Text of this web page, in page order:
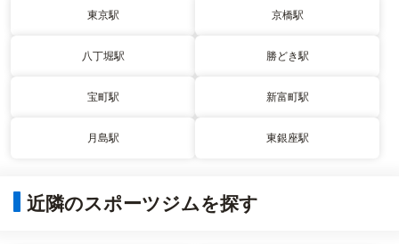
東京駅 京橋駅
八丁堀駅 勝どき駅
宝町駅 新富町駅
月島駅 東銀座駅
近隣のスポーツジムを探す